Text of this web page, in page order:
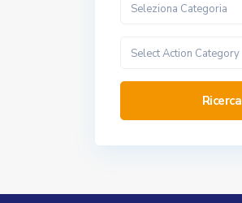
Seleziona Categoria
Select Action Category
Ricerca